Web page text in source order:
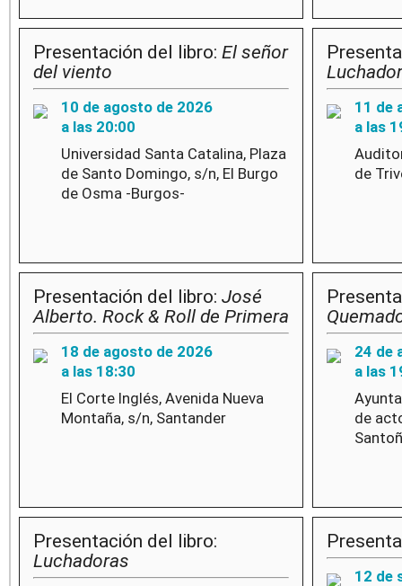
Presentación del libro: El señor
del viento
10 de agosto de 2026
a las 20:00
Universidad Santa Catalina, Plaza
de Santo Domingo, s/n, El Burgo
de Osma -Burgos-
11 de
a las
de
Presentación del libro: José
Alberto. Rock & Roll de Primera
18 de agosto de 2026
a las 18:30
El Corte Inglés, Avenida Nueva
Montaña, s/n, Santander
24 de
a las
de
Presentación del libro:
Luchadoras
12 de